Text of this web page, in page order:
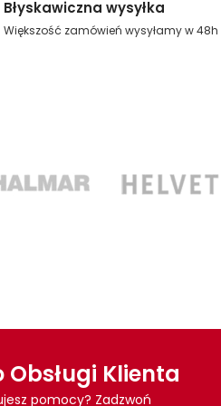
Błyskawiczna wysyłka
Większość zamówień wysyłamy w 48h
Obsługi Klienta
pomocy? Zadzwoń